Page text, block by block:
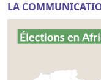
LA